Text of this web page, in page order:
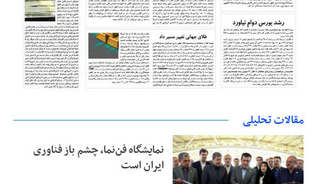
مقالات تحلیلی
نمایشگاه فن‌نما، چشم باز فناوری
ایران است